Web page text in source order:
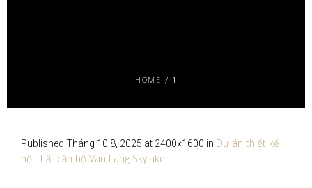
HOME / 1
Published Tháng 10 8, 2025 at 2400×1600 in Dự án thiết kế
nội thất căn hộ Van Lang Skylake.